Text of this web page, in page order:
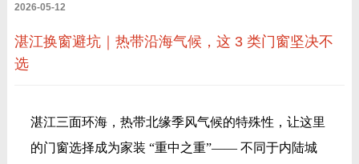
2026-05-12
湛江换窗避坑｜热带沿海气候，这 3 类门窗坚决不
选
湛江三面环海，热带北缘季风气候的特殊性，让这里
的门窗选择成为家装 “重中之重”—— 不同于内陆城